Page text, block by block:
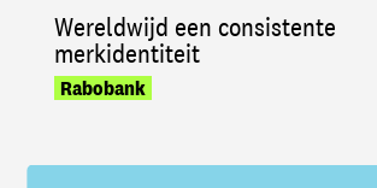
Wereldwijd een consistente
merkidentiteit
Rabobank